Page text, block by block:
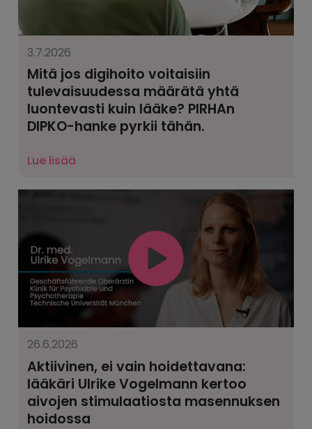
3.7.2026
Mitä jos digihoito voitaisiin
tulevaisuudessa määrätä yhtä
luontevasti kuin lääke? PIRHAn
DIPKO-hanke pyrkii tähän.
Lue lisää
26.6.2026
Aktiivinen, ei vain hoidettavana:
lääkäri Ulrike Vogelmann kertoo
aivojen stimulaatiosta masennuksen
hoidossa